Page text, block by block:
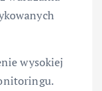
wysokiej